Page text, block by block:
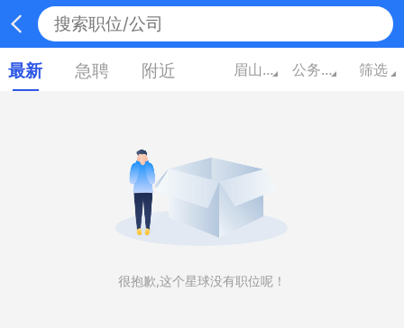
最新 急聘 附近 眉山四川 公务员/翻译/其他 筛选
很抱歉,这个星球没有职位呢！